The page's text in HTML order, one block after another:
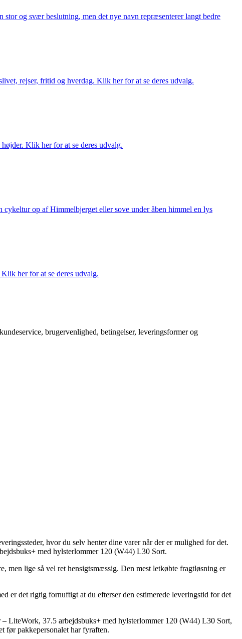
og svær beslutning, men det nye navn repræsenterer langt bedre
rejser, fritid og hverdag. Klik her for at se deres udvalg.
Klik her for at se deres udvalg.
cykeltur op af Himmelbjerget eller sove under åben himmel en lys
her for at se deres udvalg.
brugervenlighed, betingelser, leveringsformer og
hvor du selv henter dine varer når der er mulighed for det.
med hylsterlommer 120 (W44) L30 Sort.
men lige så vel ret hensigtsmæssig. Den mest letkøbte fragtløsning er
er det rigtig fornuftigt at du efterser den estimerede leveringstid for det
LiteWork, 37.5 arbejdsbuks+ med hylsterlommer 120 (W44) L30 Sort,
før pakkepersonalet har fyraften.